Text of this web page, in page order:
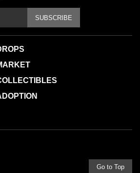
SUBSCRIBE
Go to Top